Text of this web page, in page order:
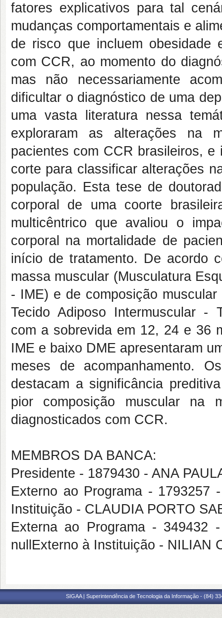
fatores explicativos para tal
mudanças comportamentais e
de risco que incluem obesidade
com CCR, ao momento do
mas não necessariamente
dificultar o diagnóstico de uma
uma vasta literatura nessa
exploraram as alterações na
pacientes com CCR brasileiros,
corte para classificar alterações
população. Esta tese de
corporal de uma coorte
multicêntrico que avaliou o
corporal na mortalidade de
início de tratamento. De acordo
massa muscular (Musculatura
- IME) e de composição
Tecido Adiposo Intermuscular -
com a sobrevida em 12, 24 e 36
IME e baixo DME apresentaram
meses de acompanhamento.
destacam a significância
pior composição muscular na
diagnosticados com CCR.
MEMBROS DA BANCA:
Presidente - 1879430 - ANA
Externo ao Programa - 1793257
Instituição - CLAUDIA PORTO
Externa ao Programa - 349432
nullExterno à Instituição - NILIAN
SIGAA | Superintendência de Tecnologia da Informação - (84)